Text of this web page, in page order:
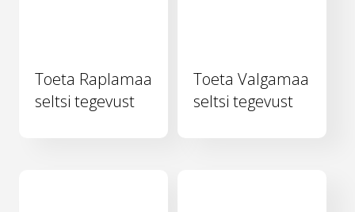
Toeta Raplamaa
seltsi tegevust
Toeta Valgamaa
seltsi tegevust